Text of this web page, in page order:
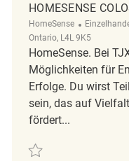
HOMESENSE
HomeSense Kategorie
Ontario, L4L 9K5
HomeSense. Bei
Möglichkeiten für
Erfolge. Du wirst
sein, das auf
fördert...
Retten Retail Store